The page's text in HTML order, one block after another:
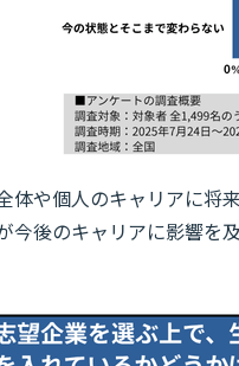
体や個人のキャリアに
今後のキャリアに影響を